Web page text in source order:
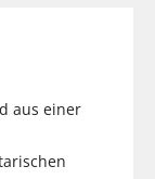
aus einer